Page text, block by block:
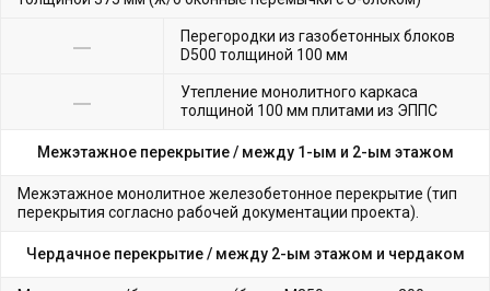
Перегородки из газобетонных блоков
D500 толщиной 100 мм
Утепление монолитного каркаса
толщиной 100 мм плитами из ЭППС
Межэтажное перекрытие / между 1-ым и 2-ым этажом
Межэтажное монолитное железобетонное перекрытие (тип
перекрытия согласно рабочей документации проекта).
Чердачное перекрытие / между 2-ым этажом и чердаком